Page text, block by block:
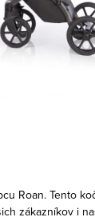
Roan. Tento
zákazníkov i